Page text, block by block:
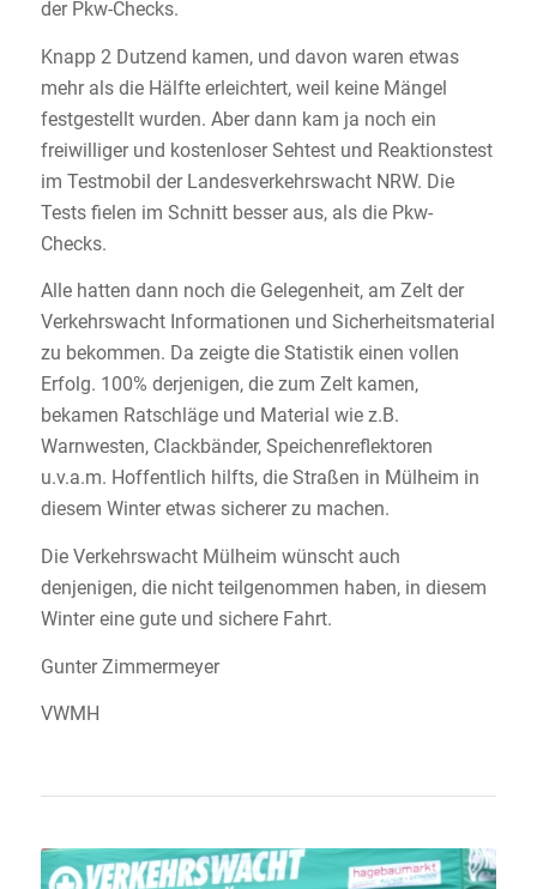
der Pkw-Checks.
Knapp 2 Dutzend kamen, und davon waren etwas
mehr als die Hälfte erleichtert, weil keine Mängel
festgestellt wurden. Aber dann kam ja noch ein
freiwilliger und kostenloser Sehtest und Reaktionstest
im Testmobil der Landesverkehrswacht NRW. Die
Tests fielen im Schnitt besser aus, als die Pkw-
Checks.
Alle hatten dann noch die Gelegenheit, am Zelt der
Verkehrswacht Informationen und Sicherheitsmaterial
zu bekommen. Da zeigte die Statistik einen vollen
Erfolg. 100% derjenigen, die zum Zelt kamen,
bekamen Ratschläge und Material wie z.B.
Warnwesten, Clackbänder, Speichenreflektoren
u.v.a.m. Hoffentlich hilfts, die Straßen in Mülheim in
diesem Winter etwas sicherer zu machen.
Die Verkehrswacht Mülheim wünscht auch
denjenigen, die nicht teilgenommen haben, in diesem
Winter eine gute und sichere Fahrt.
Gunter Zimmermeyer
VWMH